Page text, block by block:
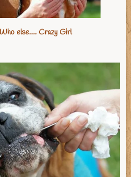
else…. Crazy Girl